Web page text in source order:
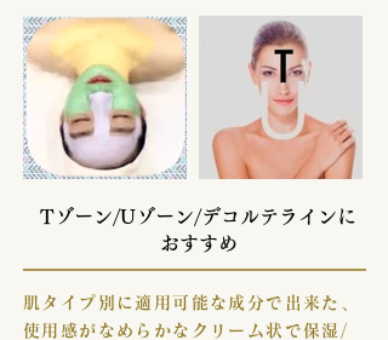
Tゾーン/Uゾーン/デコルテラインに
おすすめ
肌タイプ別に適用可能な成分で出来た、
使用感がなめらかなクリーム状で保湿/